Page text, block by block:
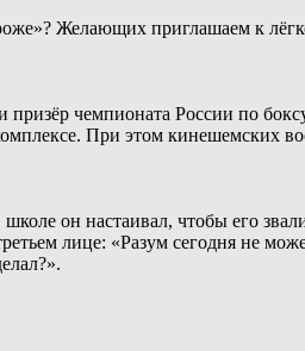
Желающих приглашаем к
чемпионата России по
При этом кинешемских
он настаивал, чтобы его
лице: «Разум сегодня не